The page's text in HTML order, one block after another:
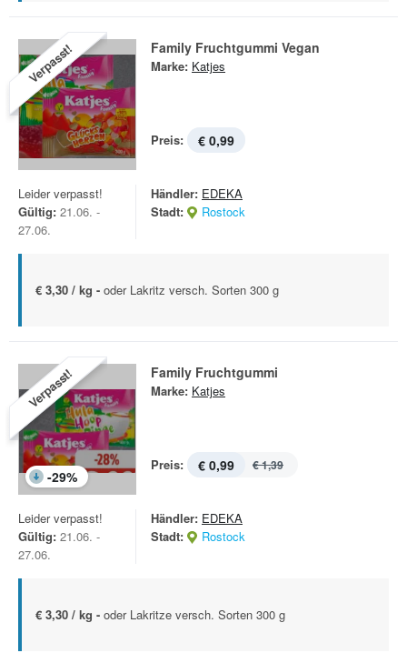
Verpasst! Family Fruchtgummi Vegan
Marke: Katjes
Preis: € 0,99
Leider verpasst!
Gültig: 21.06. -
27.06.
Händler: EDEKA
Stadt:
Rostock
€ 3,30 / kg - oder Lakritz versch. Sorten 300 g
Verpasst!
-29%
Family Fruchtgummi
Marke: Katjes
Preis: € 0,99 € 1,39
Leider verpasst!
Gültig: 21.06. -
27.06.
Händler: EDEKA
Stadt:
Rostock
€ 3,30 / kg - oder Lakritze versch. Sorten 300 g